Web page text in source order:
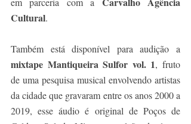
Cultural.
mixtape Mantiqueira Sulfor vol. 1, fruto
de uma pesquisa musical envolvendo artistas
da cidade que gravaram entre os anos 2000 a
2019, esse áudio é original de Poços de